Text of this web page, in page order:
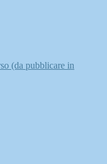
(da pubblicare in